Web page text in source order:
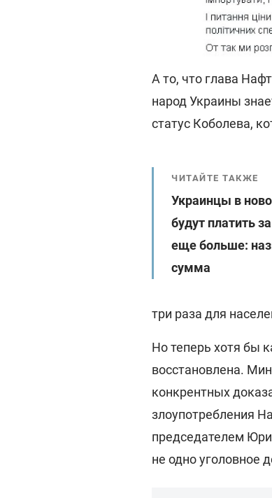
А то, что глава
народ Украины
статус Коболева,
ЧИТАЙТЕ ТАКЖЕ
Украинцы в
будут платить
еще больше:
сумма
три раза для
Но теперь хотя бы
восстановлена.
конкрентных
злоупотребления
председателем
не одно уголовное